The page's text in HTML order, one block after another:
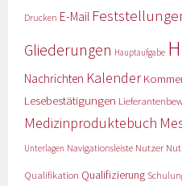
Drucken E-Mail
Gliederungen Hauptaufgabe
Nachrichten Kalender
Lesebestätigungen
Medizinproduktebuch
Unterlagen Navigationsleiste Nutzer
Qualifikation Qualifizierung